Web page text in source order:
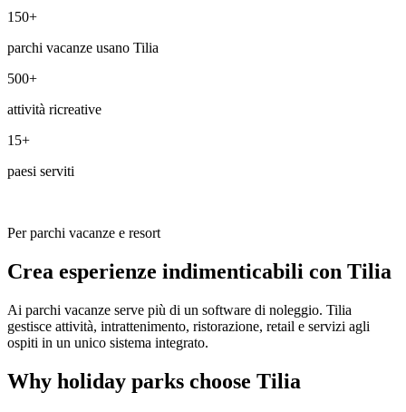
150+
parchi vacanze usano Tilia
500+
attività ricreative
15+
paesi serviti
Per parchi vacanze e resort
Crea esperienze indimenticabili con Tilia
Ai parchi vacanze serve più di un software di noleggio. Tilia
gestisce attività, intrattenimento, ristorazione, retail e servizi agli
ospiti in un unico sistema integrato.
Why holiday parks choose Tilia